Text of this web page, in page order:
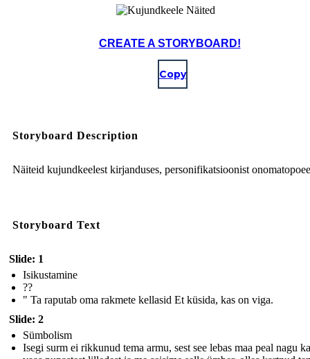
CREATE A STORYBOARD!
Copy
Storyboard Description
Näiteid kujundkeelest kirjanduses, personifikatsioonist
Storyboard Text
Slide: 1
Isikustamine
??
" Ta raputab oma rakmete kellasid Et küsida, kas on viga.
Slide: 2
Sümbolism
Isegi surm ei rikkunud tema armu, sest see lebas maa peal nagu